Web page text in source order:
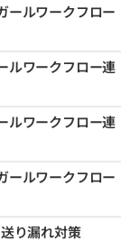
ールワークフロー
ルワークフロー連
ルワークフロー連
ールワークフロー
り漏れ対策